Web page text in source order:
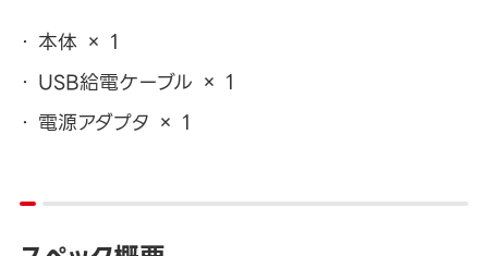
本体 × 1
USB給電ケーブル × 1
電源アダプタ × 1